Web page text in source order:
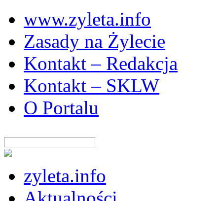
www.zyleta.info
Zasady na Żylecie
Kontakt – Redakcja
Kontakt – SKLW
O Portalu
zyleta.info